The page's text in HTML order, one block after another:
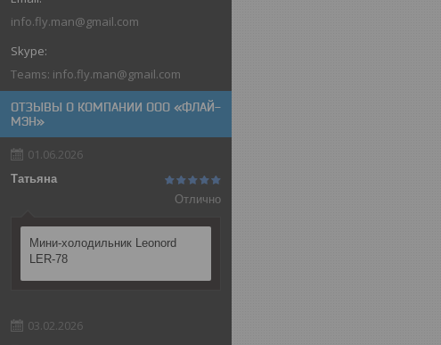
info.fly.man@gmail.com
Teams: info.fly.man@gmail.com
ОТЗЫВЫ О КОМПАНИИ ООО «ФЛАЙ-
МЭН»
01.06.2026
Татьяна
Отлично
Мини-холодильник Leonord
LER-78
03.02.2026